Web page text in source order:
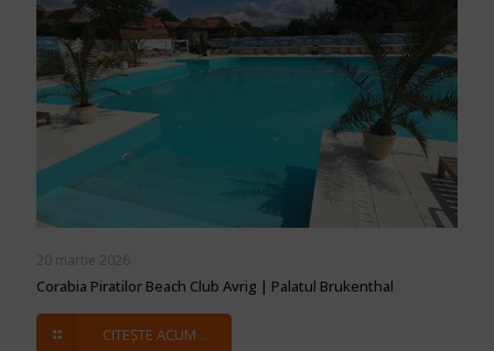
20 martie 2026
Corabia Piratilor Beach Club Avrig | Palatul Brukenthal
CITEȘTE ACUM ...